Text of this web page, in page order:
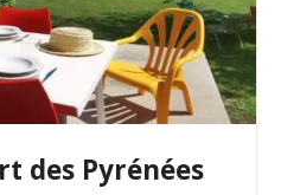
des Pyrénées